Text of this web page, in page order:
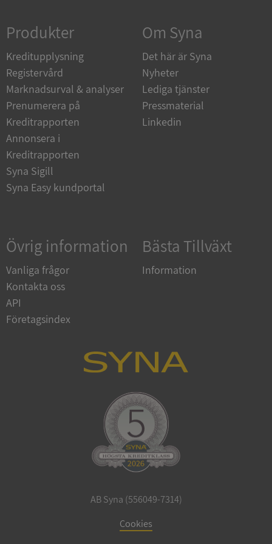
Produkter
Kreditupplysning
Registervård
Marknadsurval & analyser
Prenumerera på
Kreditrapporten
Annonsera i
Kreditrapporten
Syna Sigill
Syna Easy kundportal
Om Syna
Det här är Syna
Nyheter
Lediga tjänster
Pressmaterial
Linkedin
Övrig information
Vanliga frågor
Kontakta oss
API
Företagsindex
Bästa Tillväxt
Information
AB Syna (556049-7314)
Cookies
Oklassificerade
Strikt nödvändiga kakor tillåter
kärnwebbplatsfunktioner som användarinloggning
och kontohantering. Webbplatsen kan inte
användas ordentligt utan strikt nödvändiga cookies.
Namn
Leverantör
Domän
__RequestVerificationToken
VISITOR_PRIVACY_METADATA
ASP.NET_SessionId
Microsoft
Corporation
de.syna.se
Google
Privacy Policy